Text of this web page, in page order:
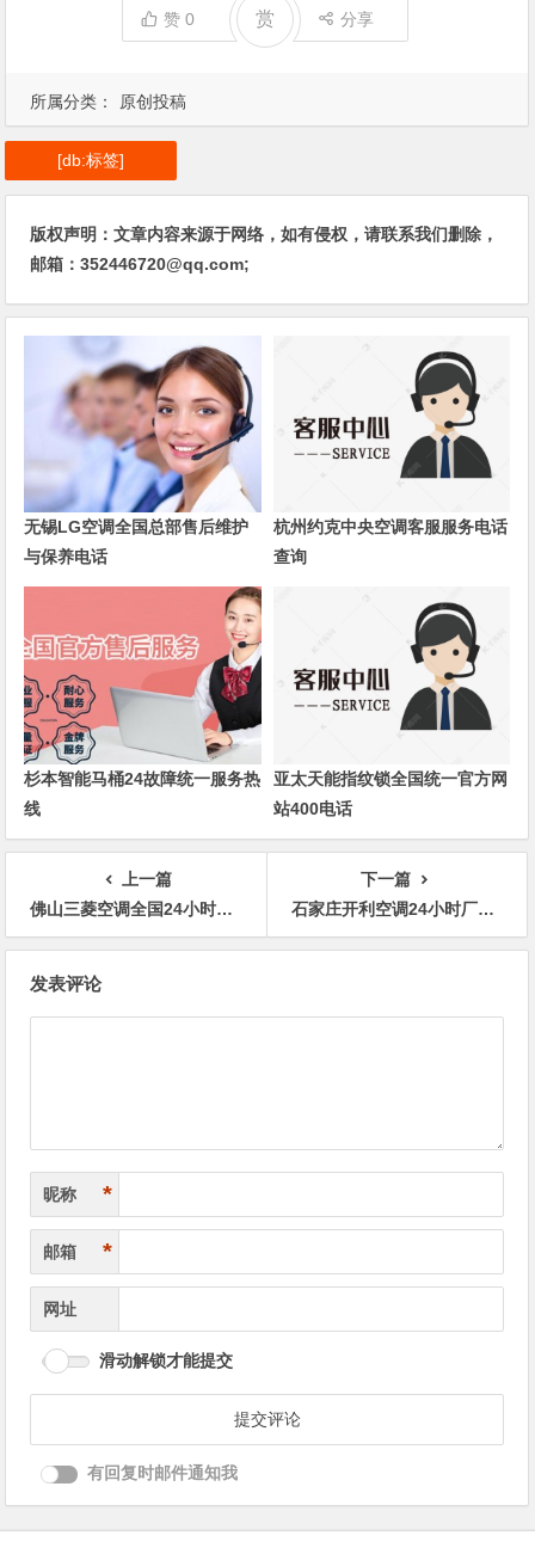
所属分类： 原创投稿
赞0 赏 分享
[db:标签]
版权声明：文章内容来源于网络，如有侵权，请联系我们删除，
邮箱：352446720@qq.com;
无锡LG空调全国总部售后维护
与保养电话
杭州约克中央空调客服服务电话
查询
杉本智能马桶24故障统一服务热
线
亚太天能指纹锁全国统一官方网
站400电话
上一篇
佛山三菱空调全国24小时服务热线全市网点
下一篇
石家庄开利空调24小时厂家维修网点查询
发表评论
昵称 *
邮箱 *
网址
滑动解锁才能提交
有回复时邮件通知我